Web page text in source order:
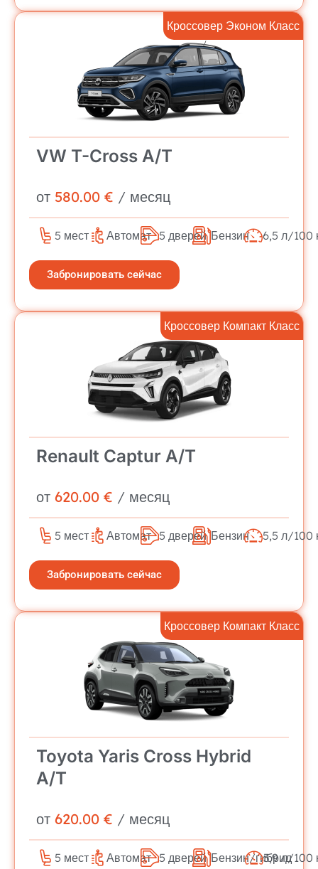
Кроссовер Эконом Класс
VW T-Cross A/T
от 580.00 € / месяц
5 мест Автомат 5 дверей Бензин 6,5 л/100
Забронировать сейчас
Кроссовер Компакт Класс
Renault Captur A/T
от 620.00 € / месяц
5 мест Автомат 5 дверей Бензин 5,5 л/100
Забронировать сейчас
Кроссовер Компакт Класс
Toyota Yaris Cross Hybrid
A/T
от 620.00 € / месяц
5 мест Автомат 5 дверей Бензин/гибрид
3,9 л/100